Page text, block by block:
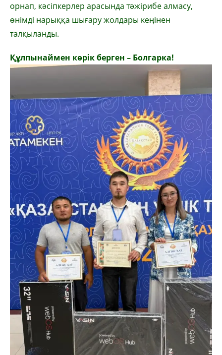
орнап, кәсіпкерлер арасында тәжірибе алмасу,
өнімді нарыққа шығару жолдары кеңінен
талқыланды.
Құлпынаймен көрік берген – Болгарка!